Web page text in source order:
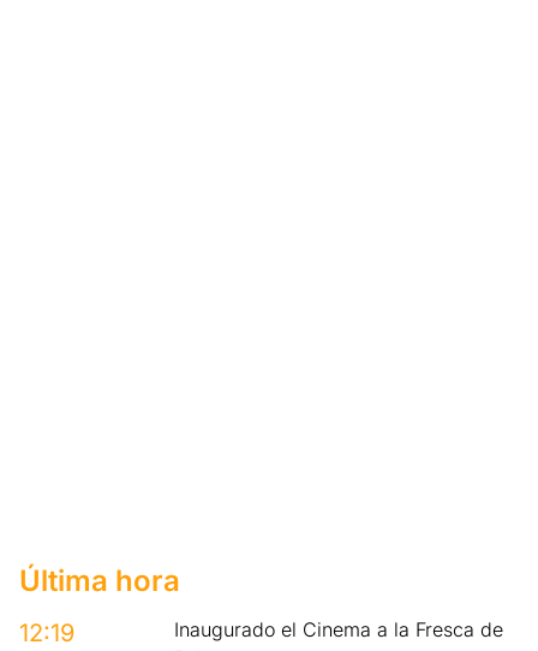
Última hora
12:19
Inaugurado el Cinema a la Fresca de